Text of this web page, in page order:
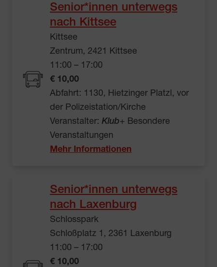
Senior*innen unterwegs
nach Kittsee
Kittsee
Zentrum, 2421 Kittsee
11:00 – 17:00
€ 10,00
Abfahrt: 1130, Hietzinger Platzl, vor
der Polizeistation/Kirche
Veranstalter: Klub+ Besondere
Veranstaltungen
Mehr Informationen
Senior*innen unterwegs
nach Laxenburg
Schlosspark
Schloßplatz 1, 2361 Laxenburg
11:00 – 17:00
€ 10,00